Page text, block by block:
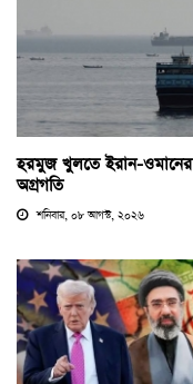
হরমুজ খুলতে ইরান-ওমানের
অগ্রগতি
শনিবার, ০৮ আগস্ট, ২০২৬